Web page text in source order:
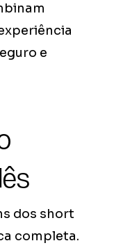
e
dos short
completa.